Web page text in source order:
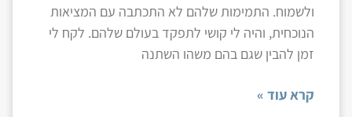
ולשמוח. התמימות שלהם לא התכתבה עם המציאות
הנוכחית, והיה לי קושי לתפקד בעולם שלהם. לקח לי
זמן להבין שגם בהם משהו השתנה
קרא עוד »